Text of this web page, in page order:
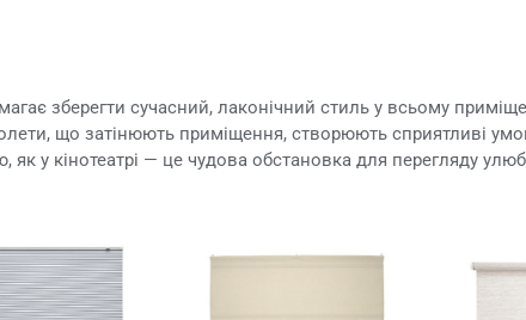
зберегти сучасний, лаконічний стиль у всьому
що затінюють приміщення, створюють сприятливі
у кінотеатрі — це чудова обстановка для перегляду